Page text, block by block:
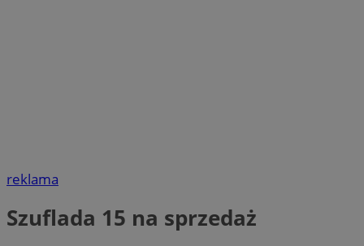
reklama
Szuflada 15 na sprzedaż